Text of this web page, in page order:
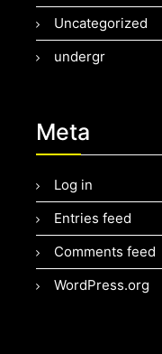
Uncategorized
undergr
Meta
Log in
Entries feed
Comments feed
WordPress.org